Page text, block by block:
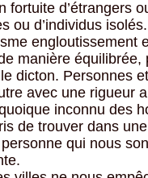
fortuite d’étrangers
ou d’individus
engloutissement
manière équilibrée,
dicton. Personnes
avec une rigueur
inconnu des
de trouver dans
qui nous